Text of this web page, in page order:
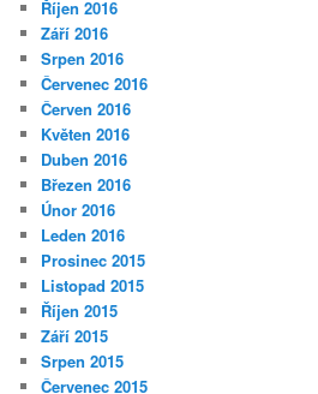
Říjen 2016
Září 2016
Srpen 2016
Červenec 2016
Červen 2016
Květen 2016
Duben 2016
Březen 2016
Únor 2016
Leden 2016
Prosinec 2015
Listopad 2015
Říjen 2015
Září 2015
Srpen 2015
Červenec 2015